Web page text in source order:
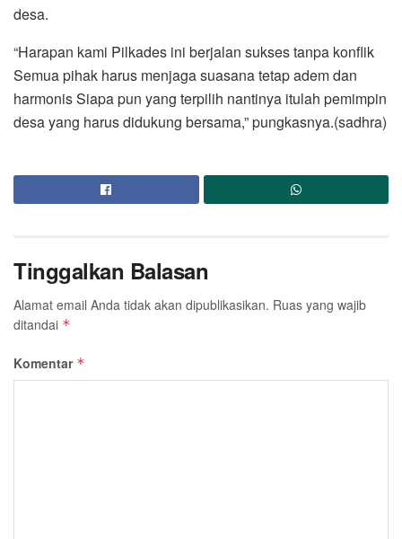
desa.
“Harapan kami Pilkades ini berjalan sukses tanpa konflik
Semua pihak harus menjaga suasana tetap adem dan
harmonis Siapa pun yang terpilih nantinya itulah pemimpin
desa yang harus didukung bersama,” pungkasnya.(sadhra)
Tinggalkan Balasan
Alamat email Anda tidak akan dipublikasikan. Ruas yang wajib
ditandai *
Komentar *